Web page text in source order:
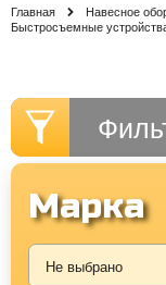
Главная
Навесное
Быстросъемные
Марка